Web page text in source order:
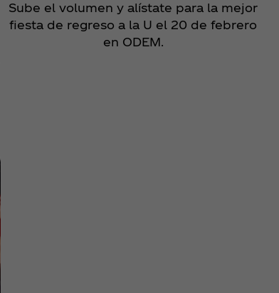
Sube el volumen y alístate para la mejor
fiesta de regreso a la U el 20 de febrero
en ODEM.